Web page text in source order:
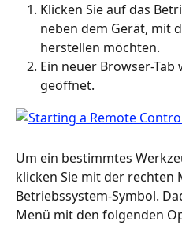
Klicken Sie auf das
neben dem Gerät, mit
herstellen möchten.
Ein neuer Browser-
geöffnet.
Um ein bestimmtes
klicken Sie mit der rechten
Betriebssystem-Symbol.
Menü mit den folgenden